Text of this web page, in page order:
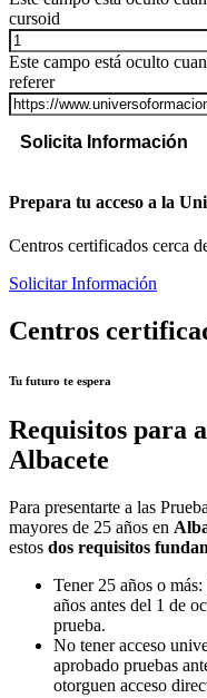
cursoid
Este campo está oculto
referer
Prepara tu acceso a la
Centros certificados cerca
Solicitar Información
Centros
Tu futuro te espera
Requisitos para
Albacete
Para presentarte a las
mayores de 25 años en
estos dos requisitos
Tener 25 años o
años antes del 1 de
prueba.
No tener acceso
aprobado pruebas
otorguen acceso